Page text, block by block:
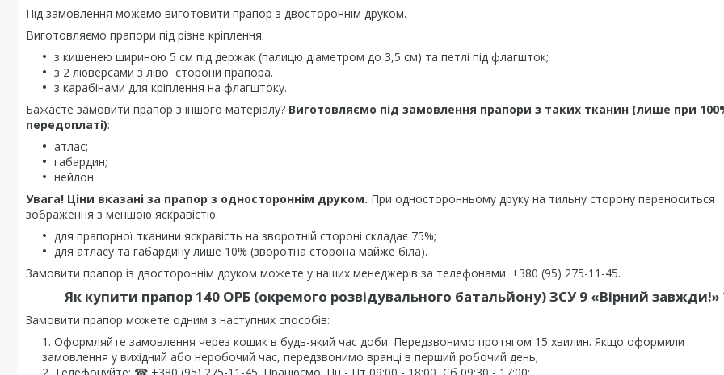
Під замовлення можемо виготовити прапор з двостороннім друком.
Виготовляємо прапори під різне кріплення:
з кишенею шириною 5 см під держак (палицю діаметром до 3,5 см) та петлі під флагшток;
з 2 люверсами з лівої сторони прапора.
з карабінами для кріплення на флагштоку.
Бажаєте замовити прапор з іншого матеріалу? Виготовляємо під замовлення прапори з таких тканин (лише при
передоплаті):
атлас;
габардин;
нейлон.
Увага! Ціни вказані за прапор з одностороннім друком. При односторонньому друку на тильну сторону переноситься
зображення з меншою яскравістю:
для прапорної тканини яскравість на зворотній стороні складає 75%;
для атласу та габардину лише 10% (зворотна сторона майже біла).
Замовити прапор із двостороннім друком можете у наших менеджерів за телефонами: +380 (95) 275-11-45.
Як купити прапор 140 ОРБ (окремого розвідувального батальйону) ЗСУ 9 «Вірний завжди!»
Замовити прапор можете одним з наступних способів:
Оформляйте замовлення через кошик в будь-який час доби. Передзвонимо протягом 15 хвилин. Якщо оформили
замовлення у вихідний або неробочий час, передзвонимо вранці в перший робочий день;